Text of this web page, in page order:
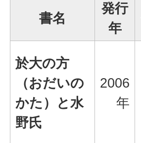
書名
発行
年
於大の方
（おだいの
かた）と水
野氏
2006
年